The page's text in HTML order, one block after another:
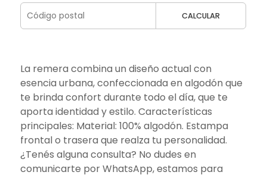
CALCULAR
La remera combina un diseño actual con
esencia urbana, confeccionada en algodón que
te brinda confort durante todo el día, que te
aporta identidad y estilo. Características
principales: Material: 100% algodón. Estampa
frontal o trasera que realza tu personalidad.
¿Tenés alguna consulta? No dudes en
comunicarte por WhatsApp, estamos para